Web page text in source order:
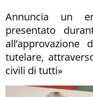
Annuncia un
presentato
tutelare,
civili di tutti»